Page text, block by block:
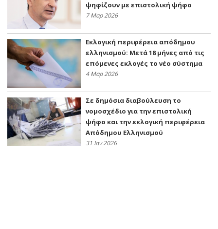
ψηφίζουν με επιστολική ψήφο
7 Μαρ 2026
Εκλογική περιφέρεια απόδημου
ελληνισμού: Μετά 18 μήνες από τις
επόμενες εκλογές το νέο σύστημα
4 Μαρ 2026
Σε δημόσια διαβούλευση το
νομοσχέδιο για την επιστολική
ψήφο και την εκλογική περιφέρεια
Απόδημου Ελληνισμού
31 Ιαν 2026